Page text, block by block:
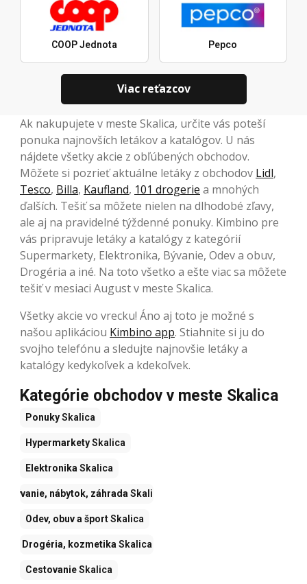
COOP Jednota Pepco
Viac reťazcov
Ak nakupujete v meste Skalica, určite vás poteší
ponuka najnovších letákov a katalógov. U nás
nájdete všetky akcie z obľúbených obchodov.
Môžete si pozrieť aktuálne letáky z obchodov Lidl,
Tesco, Billa, Kaufland, 101 drogerie a mnohých
ďalších. Tešiť sa môžete nielen na dlhodobé zľavy,
ale aj na pravidelné týždenné ponuky. Kimbino pre
vás pripravuje letáky a katalógy z kategórií
Supermarkety, Elektronika, Bývanie, Odev a obuv,
Drogéria a iné. Na toto všetko a ešte viac sa môžete
tešiť v mesiaci August v meste Skalica.
Všetky akcie vo vrecku! Áno aj toto je možné s
našou aplikáciou Kimbino app. Stiahnite si ju do
svojho telefónu a sledujte najnovšie letáky a
katalógy kedykoľvek a kdekoľvek.
Kategórie obchodov v meste Skalica
PonukySkalica
HypermarketySkalica
Elektronika Skalica
Bývanie, nábytok, záhrada Skalica
Odev, obuv a športSkalica
Drogéria, kozmetika Skalica
CestovanieSkalica